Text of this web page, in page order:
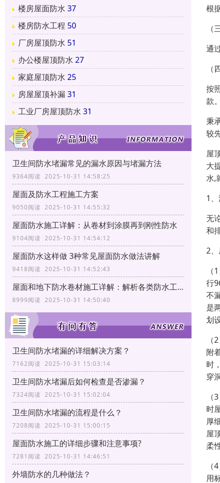
楼房屋面防水 37
楼房防水工程 50
厂房屋顶防水 51
办公楼屋顶防水 27
家庭屋顶防水 25
房屋屋顶补漏31
工业厂房屋顶防水 31
卫生间防水堵漏常见的漏水原因与堵漏方法
9364阅读 2025-10-31 14:58:25
屋面及防水工程施工方案
9050阅读 2025-10-31 14:55:32
屋面防水施工详解：从卷材到涂膜再到刚性防水
9104阅读 2025-10-31 14:54:12
屋面防水这样做 3种常见屋面防水做法讲解
9418阅读 2025-10-31 14:52:43
屋面和地下防水卷材施工详解：解析各类防水工艺
8999阅读 2025-10-31 14:50:40
卫生间防水堵漏的详细解决方案？
7162阅读 2025-10-31 15:03:14
卫生间防水堵漏后如何检查是否渗漏？
7324阅读 2025-10-31 15:02:04
卫生间防水堵漏的流程是什么？
7208阅读 2025-10-31 15:00:15
屋面防水施工的详细步骤和注意事项?
7281阅读 2025-10-31 14:46:51
外墙防水的几种做法？
根
通
按
款
秉
较
屋
大
水,
1
无
和
2
行
不
是
划
附
时
穿
时
厚
屋
柔
用